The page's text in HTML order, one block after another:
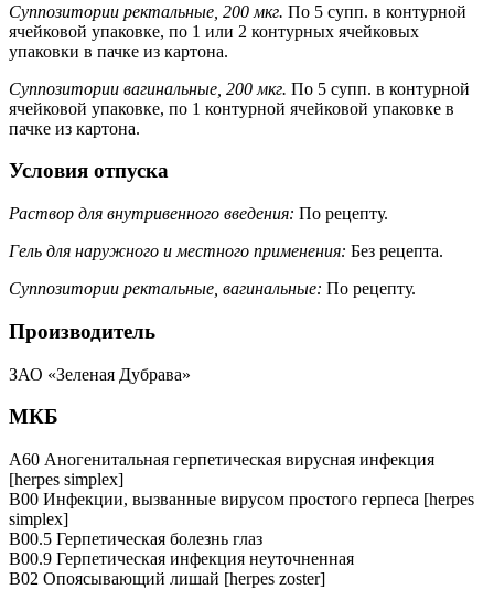
Суппозитории ректальные, 200 мкг. По 5 супп. в контурной
ячейковой упаковке, по 1 или 2 контурных ячейковых
упаковки в пачке из картона.
Суппозитории вагинальные, 200 мкг. По 5 супп. в контурной
ячейковой упаковке, по 1 контурной ячейковой упаковке в
пачке из картона.
Условия отпуска
Раствор для внутривенного введения: По рецепту.
Гель для наружного и местного применения: Без рецепта.
Суппозитории ректальные, вагинальные: По рецепту.
Производитель
ЗАО «Зеленая Дубрава»
МКБ
A60 Аногенитальная герпетическая вирусная инфекция
[herpes simplex]
B00 Инфекции, вызванные вирусом простого герпеса [herpes
simplex]
B00.5 Герпетическая болезнь глаз
B00.9 Герпетическая инфекция неуточненная
B02 Опоясывающий лишай [herpes zoster]